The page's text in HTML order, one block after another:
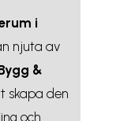
i
njuta av
&
skapa den
och